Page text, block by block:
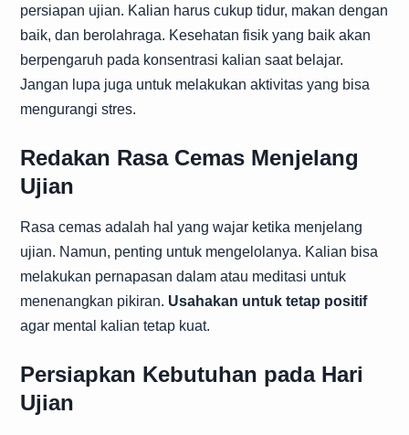
persiapan ujian. Kalian harus cukup tidur, makan dengan
baik, dan berolahraga. Kesehatan fisik yang baik akan
berpengaruh pada konsentrasi kalian saat belajar.
Jangan lupa juga untuk melakukan aktivitas yang bisa
mengurangi stres.
Redakan Rasa Cemas Menjelang
Ujian
Rasa cemas adalah hal yang wajar ketika menjelang
ujian. Namun, penting untuk mengelolanya. Kalian bisa
melakukan pernapasan dalam atau meditasi untuk
menenangkan pikiran. Usahakan untuk tetap positif
agar mental kalian tetap kuat.
Persiapkan Kebutuhan pada Hari
Ujian